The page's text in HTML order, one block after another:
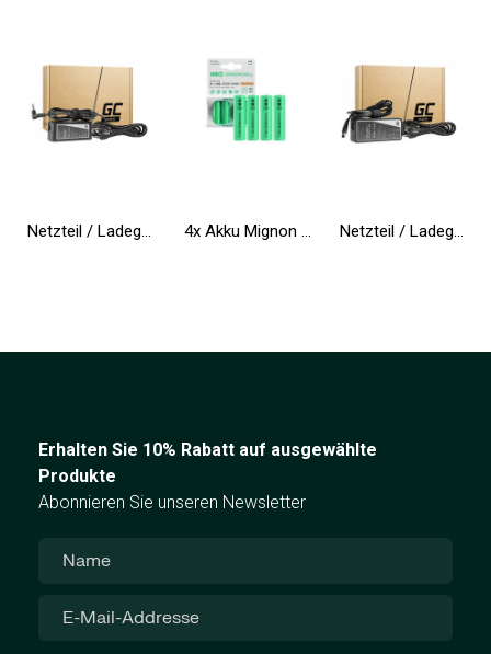
Netzteil / Ladegerät Green Cell PRO 19.5V 3.33A 65W für HP 250 G2 G3 G4 G5 15-R 15-R100NW 15-R101NW 15-R104NW 15-R233NW 15-R253N 4x Akku Mignon AA R6 2600mAh Ni-MH Wiederaufladbare Batterie Green Cell Netzteil / Ladegerät Green Cell PRO 19.5V 4.62A 90W für Dell Inspiron 15R N5010 N5110 Latitude E6410 E6420 E6430 E6510 E6520
Erhalten Sie 10% Rabatt auf ausgewählte
Produkte
Abonnieren Sie unseren Newsletter